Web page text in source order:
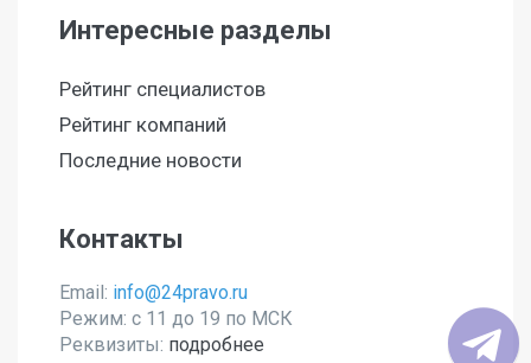
Интересные разделы
Рейтинг специалистов
Рейтинг компаний
Последние новости
Контакты
Email: info@24pravo.ru
Режим: с 11 до 19 по МСК
Реквизиты: подробнее